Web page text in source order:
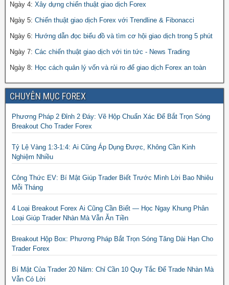
Ngày 4: Xây dựng chiến thuật giao dịch Forex
Ngày 5: Chiến thuật giao dịch Forex với Trendline & Fibonacci
Ngày 6: Hướng dẫn đọc biểu đồ và tìm cơ hội giao dịch trong 5 phút
Ngày 7: Các chiến thuật giao dịch với tin tức - News Trading
Ngày 8: Học cách quản lý vốn và rủi ro để giao dịch Forex an toàn
CHUYÊN MỤC FOREX
Phương Pháp 2 Đỉnh 2 Đáy: Vẽ Hộp Chuẩn Xác Để Bắt Trọn Sóng
Breakout Cho Trader Forex
Tỷ Lệ Vàng 1:3-1:4: Ai Cũng Áp Dụng Được, Không Cần Kinh
Nghiệm Nhiều
Công Thức EV: Bí Mật Giúp Trader Biết Trước Mình Lời Bao Nhiêu
Mỗi Tháng
4 Loại Breakout Forex Ai Cũng Cần Biết — Học Ngay Khung Phân
Loại Giúp Trader Nhàn Mà Vẫn Ăn Tiền
Breakout Hộp Box: Phương Pháp Bắt Trọn Sóng Tăng Dài Hạn Cho
Trader Forex
Bí Mật Của Trader 20 Năm: Chỉ Cần 10 Quy Tắc Để Trade Nhàn Mà
Vẫn Có Lời